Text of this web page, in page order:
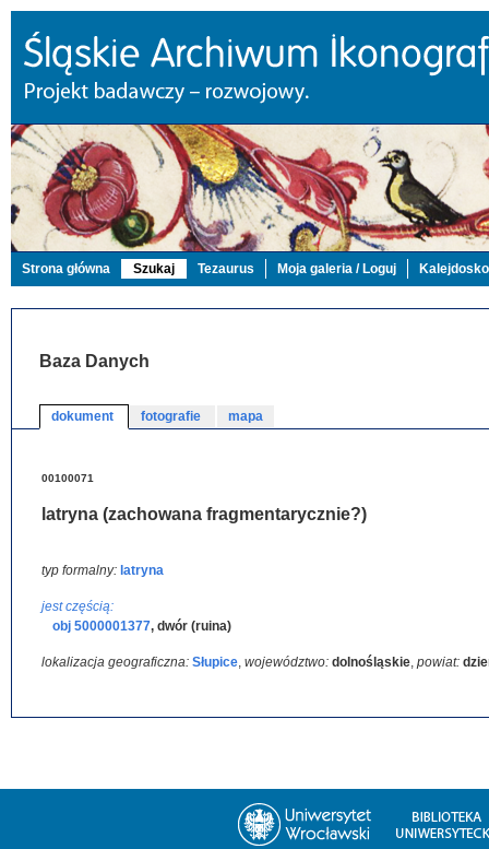
Strona główna Szukaj Tezaurus Moja galeria / Loguj
Baza Danych
dokument fotografie mapa
00100071
latryna (zachowana fragmentarycznie?)
typ formalny: latryna
jest częścią:
obj 5000001377, dwór (ruina)
lokalizacja geograficzna: Słupice, województwo: dolnośląskie, powiat: